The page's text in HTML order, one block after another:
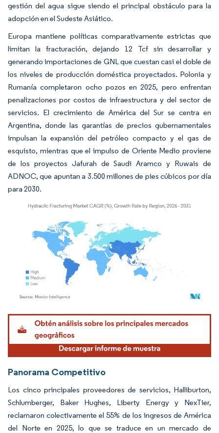
gestión del agua sigue siendo el principal obstáculo para la
adopción en el Sudeste Asiático.
Europa mantiene políticas comparativamente estrictas que
limitan la fracturación, dejando 12 Tcf sin desarrollar y
generando importaciones de GNL que cuestan casi el doble de
los niveles de producción doméstica proyectados. Polonia y
Rumanía completaron ocho pozos en 2025, pero enfrentan
penalizaciones por costos de infraestructura y del sector de
servicios. El crecimiento de América del Sur se centra en
Argentina, donde las garantías de precios gubernamentales
impulsan la expansión del petróleo compacto y el gas de
esquisto, mientras que el impulso de Oriente Medio proviene
de los proyectos Jafurah de Saudi Aramco y Ruwais de
ADNOC, que apuntan a 3.500 millones de pies cúbicos por día
para 2030.
Imagen © Mordor Intelligence. El uso requiere atribución según CC BY 4.0.
Panorama Competitivo
Los cinco principales proveedores de servicios, Halliburton,
Schlumberger, Baker Hughes, Liberty Energy y NexTier,
reclamaron colectivamente el 55% de los ingresos de América
del Norte en 2025, lo que se traduce en un mercado de